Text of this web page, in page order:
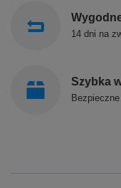
14 dni na
Szybka